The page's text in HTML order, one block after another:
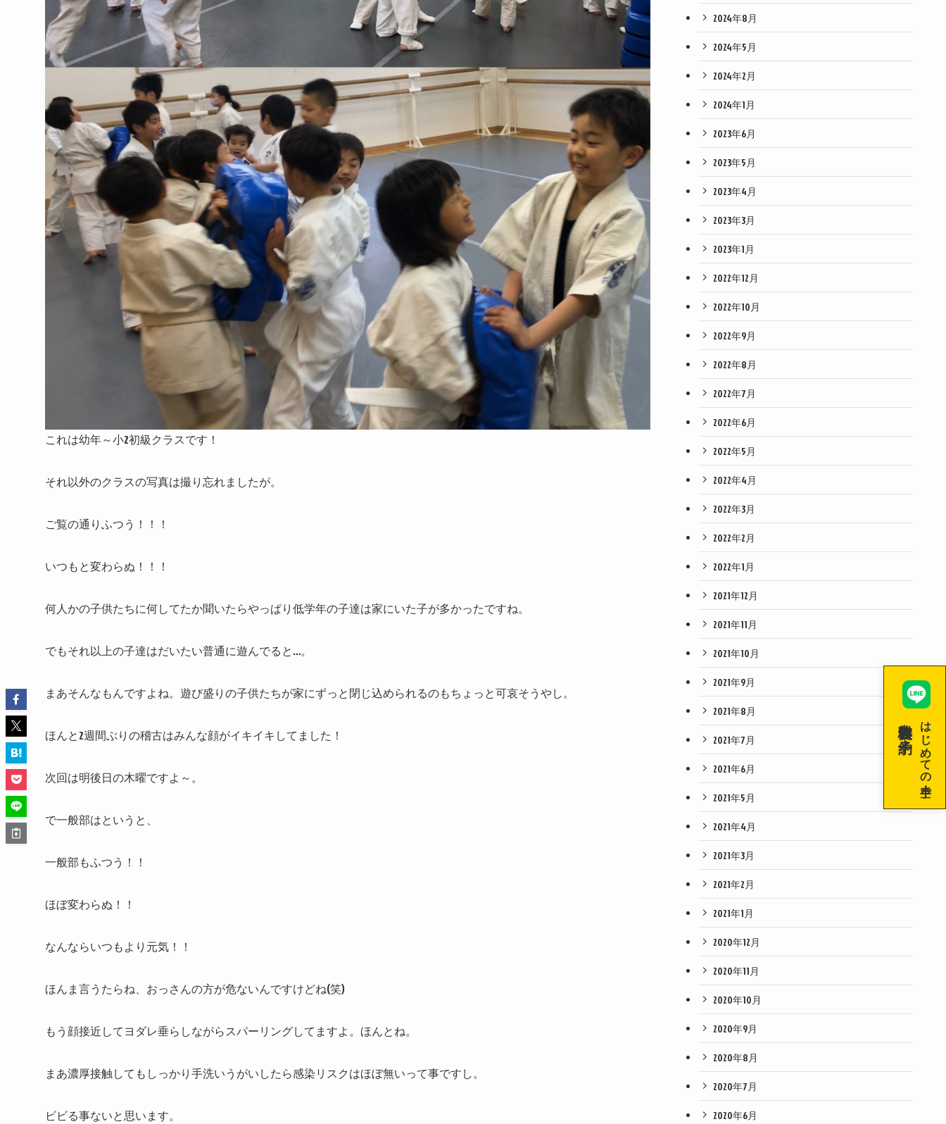
これは幼年～小2初級クラスです！
それ以外のクラスの写真は撮り忘れましたが。
ご覧の通りふつう！！！
いつもと変わらぬ！！！
何人かの子供たちに何してたか聞いたらやっぱり低学年の子達は家にいた子が多かったですね。
でもそれ以上の子達はだいたい普通に遊んでると…。
まあそんなもんですよね。遊び盛りの子供たちが家にずっと閉じ込められるのもちょっと可哀そうやし。
ほんと2週間ぶりの稽古はみんな顔がイキイキしてました！
次回は明後日の木曜ですよ～。
で一般部はというと、
一般部もふつう！！
ほぼ変わらぬ！！
なんならいつもより元気！！
ほんま言うたらね、おっさんの方が危ないんですけどね(笑)
もう顔接近してヨダレ垂らしながらスパーリングしてますよ。ほんとね。
まあ濃厚接触してもしっかり手洗いうがいしたら感染リスクはほぼ無いって事ですし。
ビビる事ないと思います。
2024年8月
2024年5月
2024年2月
2024年1月
2023年6月
2023年5月
2023年4月
2023年3月
2023年1月
2022年12月
2022年10月
2022年9月
2022年8月
2022年7月
2022年6月
2022年5月
2022年4月
2022年3月
2022年2月
2022年1月
2021年12月
2021年11月
2021年10月
2021年9月
2021年8月
2021年7月
2021年6月
2021年5月
2021年4月
2021年3月
2021年2月
2021年1月
2020年12月
2020年11月
2020年10月
2020年9月
2020年8月
2020年7月
2020年6月
はじめての空手！
無料体験を予約！